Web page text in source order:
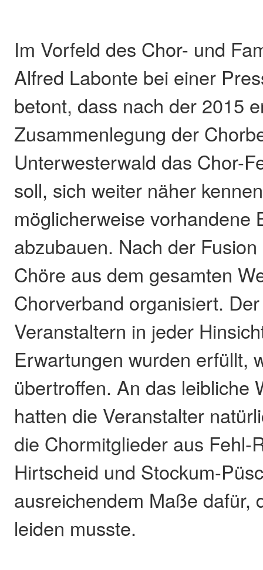
Im Vorfeld des Chor- und
Alfred Labonte bei einer
betont, dass nach der 2015
Zusammenlegung der
Unterwesterwald das Chor-
soll, sich weiter näher
möglicherweise vorhandene
abzubauen. Nach der
Chöre aus dem gesamten
Chorverband organisiert.
Veranstaltern in jeder
Erwartungen wurden erfüllt,
übertroffen. An das leibliche
hatten die Veranstalter
die Chormitglieder aus Fehl-
Hirtscheid und Stockum-
ausreichendem Maße dafür,
leiden musste.